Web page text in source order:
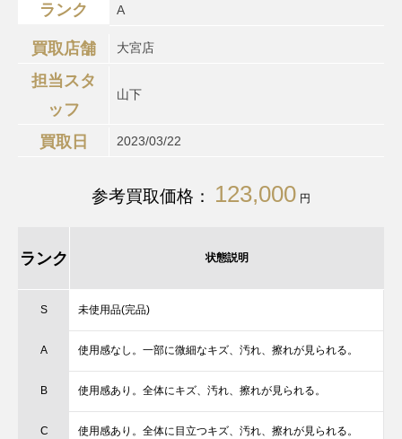
ランク A
買取店舗 大宮店
担当スタ
ッフ
山下
買取日 2023/03/22
参考買取価格： 123,000 円
ランク 状態説明
S 未使用品(完品)
A 使用感なし。一部に微細なキズ、汚れ、擦れが見られる。
B 使用感あり。全体にキズ、汚れ、擦れが見られる。
C 使用感あり。全体に目立つキズ、汚れ、擦れが見られる。